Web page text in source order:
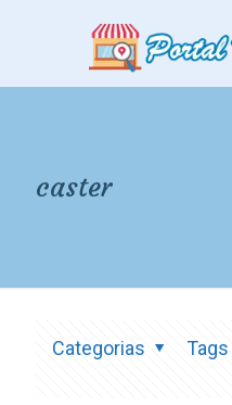
caster
Categorias Tags